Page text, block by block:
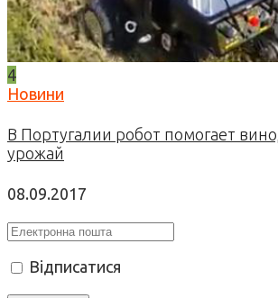
4
Новини
В Португалии робот помогает
урожай
08.09.2017
Відписатися